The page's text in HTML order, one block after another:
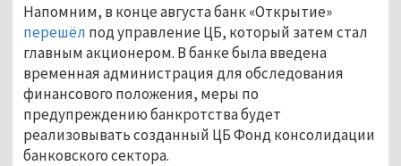
Напомним, в конце августа банк «Открытие»
перешёл под управление ЦБ, который затем стал
главным акционером. В банке была введена
временная администрация для обследования
финансового положения, меры по
предупреждению банкротства будет
реализовывать созданный ЦБ Фонд консолидации
банковского сектора.